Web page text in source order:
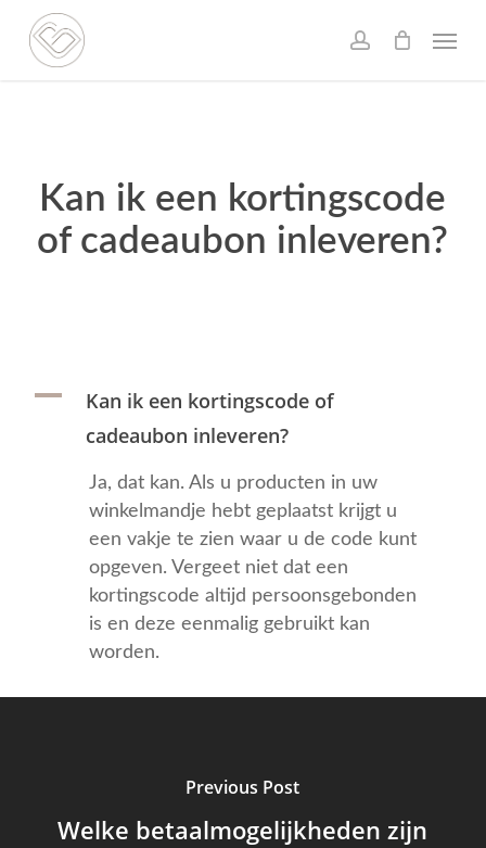
account
Kan ik een kortingscode
of cadeaubon inleveren?
A
Kan ik een kortingscode of
cadeaubon inleveren?
Ja, dat kan. Als u producten in uw
winkelmandje hebt geplaatst krijgt u
een vakje te zien waar u de code kunt
opgeven. Vergeet niet dat een
kortingscode altijd persoonsgebonden
is en deze eenmalig gebruikt kan
worden.
Previous Post
Welke betaalmogelijkheden zijn